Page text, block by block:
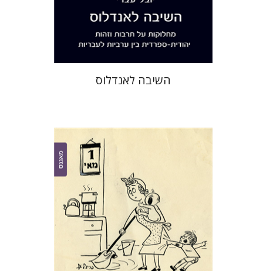
$35
$32
השיבה לאנדלוס